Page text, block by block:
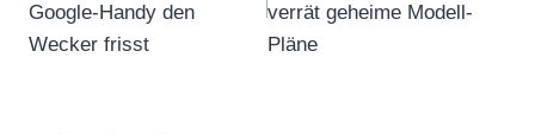
Google-Handy den
Wecker frisst
verrät geheime Modell-
Pläne